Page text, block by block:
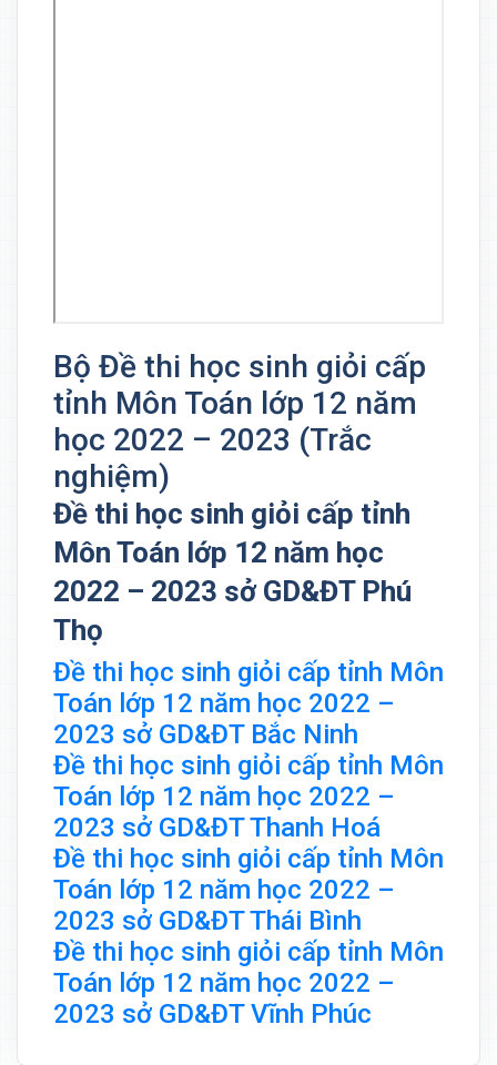
Bộ Đề thi học sinh giỏi cấp
tỉnh Môn Toán lớp 12 năm
học 2022 – 2023 (Trắc
nghiệm)
Đề thi học sinh giỏi cấp tỉnh
Môn Toán lớp 12 năm học
2022 – 2023 sở GD&ĐT Phú
Thọ
Đề thi học sinh giỏi cấp tỉnh Môn
Toán lớp 12 năm học 2022 –
2023 sở GD&ĐT Bắc Ninh
Đề thi học sinh giỏi cấp tỉnh Môn
Toán lớp 12 năm học 2022 –
2023 sở GD&ĐT Thanh Hoá
Đề thi học sinh giỏi cấp tỉnh Môn
Toán lớp 12 năm học 2022 –
2023 sở GD&ĐT Thái Bình
Đề thi học sinh giỏi cấp tỉnh Môn
Toán lớp 12 năm học 2022 –
2023 sở GD&ĐT Vĩnh Phúc